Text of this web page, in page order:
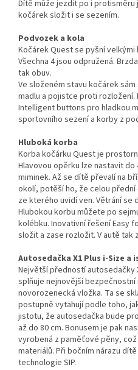
Dítě může jezdit po i protisměru
kočárek složit i se sezením.
Podvozek a kola
Kočárek Quest se pyšní
Všechna 4 jsou odpružená.
tak obuv.
Ve složeném stavu kočárek
madlu a pojistce proti
Intelligent buttons pro hladkou
sportovního sezení a korby z
Hluboká korba
Korba kočárku Quest je
Hlavovou opěrku lze nastavit
miminek. Až se dítě převalí na
okolí, potěší ho, že celou
ze kterého uvidí ven. Větrání se
Hlubokou korbu můžete po
kolébku. Inovativní řešení Easy
složit a zase rozložit. V autě tak
Autosedačka X1 Plus i-Size a
Největší předností autosedačky
splňuje nejnovější bezpečnostní
novorozenecká vložka. Ta se
postupně vytahují podle toho,
jistotu, že autosedačka bude
až do 80 cm. Bonusem je pak
vyrobená z paměťové pěny,
materiálů. Při bočním nárazu
technologie SIP.